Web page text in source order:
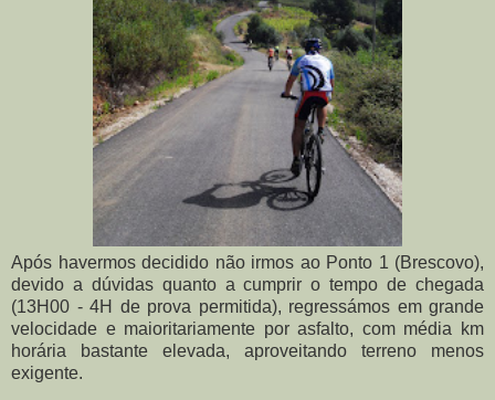
Após havermos decidido não irmos ao Ponto 1 (Brescovo),
devido a dúvidas quanto a cumprir o tempo de chegada
(13H00 - 4H de prova permitida), regressámos em grande
velocidade e maioritariamente por asfalto, com média km
horária bastante elevada, aproveitando terreno menos
exigente.